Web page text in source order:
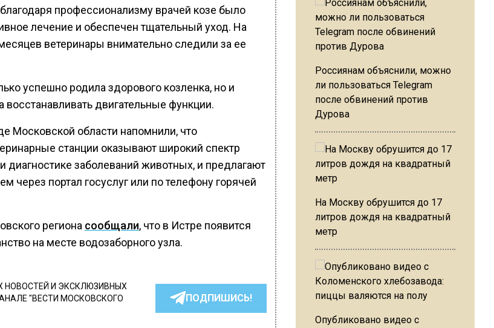
профессионализму врачей козе было
лечение и обеспечен тщательный уход. На
ветеринары внимательно следили за ее
успешно родила здорового козленка, но и
восстанавливать двигательные функции.
Московской области напомнили, что
станции оказывают широкий спектр
диагностике заболеваний животных, и предлагают
через портал госуслуг или по телефону горячей
региона сообщали, что в Истре появится
на месте водозаборного узла.
НОВОСТЕЙ И ЭКСКЛЮЗИВНЫХ
"ВЕСТИ МОСКОВСКОГО
ПОДПИШИСЬ!
Россиянам объяснили, можно
ли пользоваться Telegram
после обвинений против
Дурова
На Москву обрушится до 17
литров дождя на квадратный
метр
Опубликовано видео с